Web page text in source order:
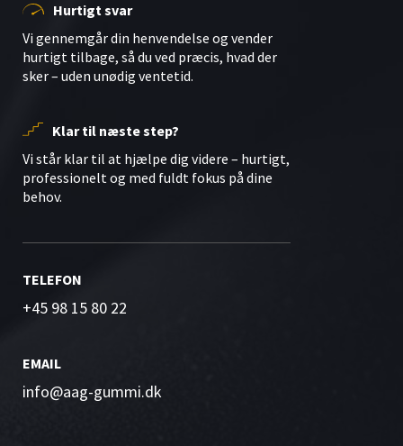
Hurtigt svar
Vi gennemgår din henvendelse og vender
hurtigt tilbage, så du ved præcis, hvad der
sker – uden unødig ventetid.
Klar til næste step?
Vi står klar til at hjælpe dig videre – hurtigt,
professionelt og med fuldt fokus på dine
behov.
TELEFON
+45 98 15 80 22
EMAIL
info@aag-gummi.dk